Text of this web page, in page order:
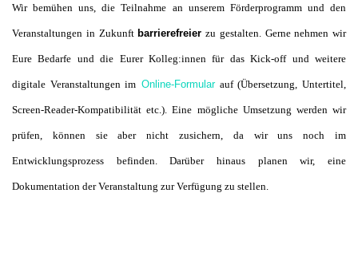
Wir bemühen uns, die Teilnahme an unserem Förderprogramm und den
Veranstaltungen in Zukunft barrierefreier zu gestalten. Gerne nehmen wir
Eure Bedarfe und die Eurer Kolleg:innen für das Kick-off und weitere
digitale Veranstaltungen im Online-Formularauf (Übersetzung, Untertitel,
Screen-Reader-Kompatibilität etc.). Eine mögliche Umsetzung werden wir
prüfen, können sie aber nicht zusichern, da wir uns noch im
Entwicklungsprozess befinden. Darüber hinaus planen wir, eine
Dokumentation der Veranstaltung zur Verfügung zu stellen.